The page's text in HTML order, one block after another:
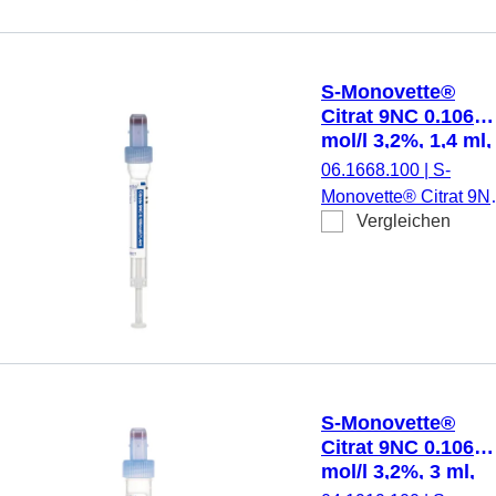
Papieretikett,
Etikett/Druck: blau, 50
S-Monovette®
Citrat 9NC 0.106
mol/l 3,2%, 1,4 ml,
Verschluss blau,
(LxØ): 66 x 8 mm,
mit
Kunststoffetikett
06.1668.100
S-
Monovette® Citrat
0.106 mol/l 3,2%,
Kunststoffetikett,
Etikett/Druck: weiß/
Vergleichen
S-Monovette®
Citrat 9NC 0.106
mol/l 3,2%, 3 ml,